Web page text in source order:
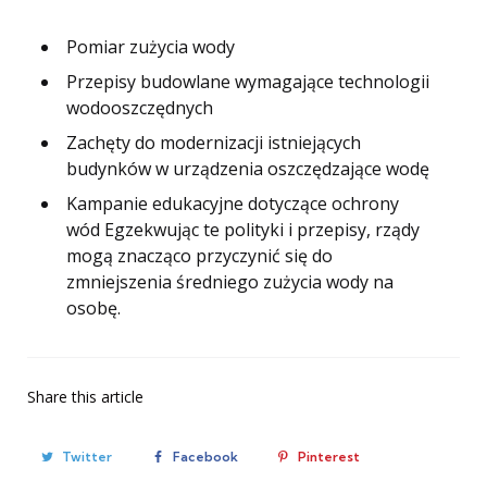
Pomiar zużycia wody
Przepisy budowlane wymagające technologii
wodooszczędnych
Zachęty do modernizacji istniejących
budynków w urządzenia oszczędzające wodę
Kampanie edukacyjne dotyczące ochrony
wód Egzekwując te polityki i przepisy, rządy
mogą znacząco przyczynić się do
zmniejszenia średniego zużycia wody na
osobę.
Share this article
Twitter Facebook Pinterest